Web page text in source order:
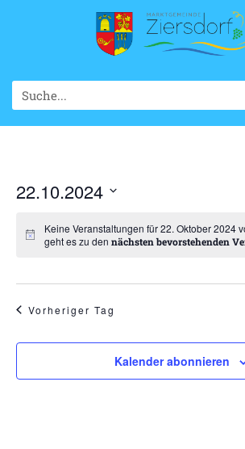
22.10.2024
wählen.Keine Veranstaltungen für 22. Oktober 2024
geht es zu dennächsten bevorstehenden
Vorheriger Tag
Kalender abonnieren